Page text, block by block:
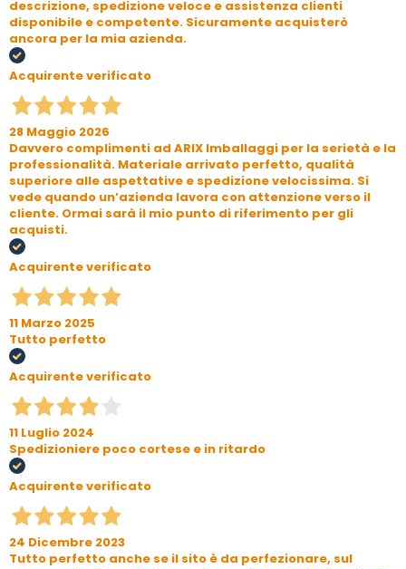
descrizione, spedizione veloce e assistenza clienti
disponibile e competente. Sicuramente acquisterò
ancora per la mia azienda.
Acquirente verificato
28 Maggio 2026
Davvero complimenti ad ARIX Imballaggi per la serietà e la
professionalità. Materiale arrivato perfetto, qualità
superiore alle aspettative e spedizione velocissima. Si
vede quando un’azienda lavora con attenzione verso il
cliente. Ormai sarà il mio punto di riferimento per gli
acquisti.
Acquirente verificato
11 Marzo 2025
Tutto perfetto
Acquirente verificato
11 Luglio 2024
Spedizioniere poco cortese e in ritardo
Acquirente verificato
24 Dicembre 2023
Tutto perfetto anche se il sito è da perfezionare, sul